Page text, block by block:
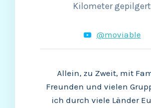
Kilometer gepilgert
@moviable
Allein, zu Zweit, mit
Freunden und vielen
ich durch viele Länder